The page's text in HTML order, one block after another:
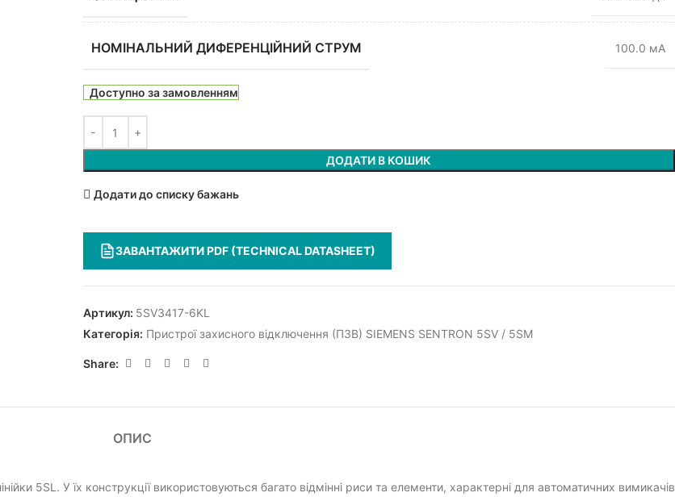
НОМІНАЛЬНИЙ ДИФЕРЕНЦІЙНИЙ СТРУМ 100.0 мА
Доступно за замовленням
ДОДАТИ В КОШИК
Додати до списку бажань
ЗАВАНТАЖИТИ PDF (TECHNICAL DATASHEET)
Артикул: 5SV3417-6KL
Категорія: Пристрої захисного відключення (ПЗВ) SIEMENS SENTRON 5SV / 5SM
Share:
ОПИС
5SL. У їх конструкції використовуються багато відмінні риси та елементи, характерні для автоматичних вимикачів